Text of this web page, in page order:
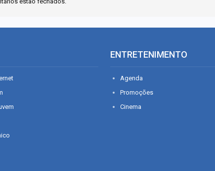
ENTRETENIMENTO
Agenda
Promoções
Cinema